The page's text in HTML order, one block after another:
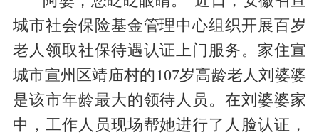
城市社会保险基金管理中心组织开展百岁
老人领取社保待遇认证上门服务。家住宣
城市宣州区靖庙村的107岁高龄老人刘婆婆
是该市年龄最大的领待人员。在刘婆婆家
中，工作人员现场帮她进行了人脸认证，